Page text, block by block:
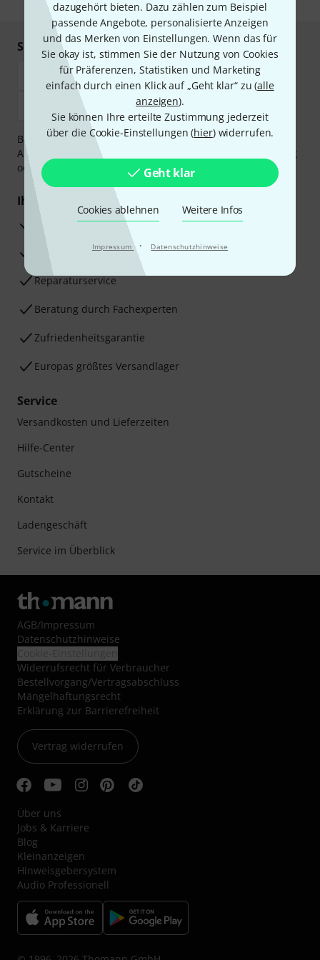
dazugehört bieten. Dazu zählen zum Beispiel
passende Angebote, personalisierte Anzeigen
und das Merken von Einstellungen. Wenn das für
Sie okay ist, stimmen Sie der Nutzung von Cookies
für Präferenzen, Statistiken und Marketing
einfach durch einen Klick auf „Geht klar“ zu (alle
anzeigen).
Sie können Ihre erteilte Zustimmung jederzeit
über die Cookie-Einstellungen (hier) widerrufen.
Geht klar
Cookies ablehnen Weitere Infos
Impressum · Datenschutzhinweise
Sicher einkaufen & bezahlen
Bezahlen Sie vertraulich und sicher per Vorkasse, PayPal,
Amazon Pay,
Klarna Sofort bezahlen
Klarna Ratenzahlung
oder Kreditkarte.
Ihre Vorteile
3 Jahre Thomann Garantie
30 Tage Money-Back-Garantie
Reparaturservice
Beratung durch Fachexperten
Zufriedenheitsgarantie
Europas größtes Versandlager
Service
Versandkosten und Lieferzeiten
Hilfe-Center
Gutscheine
Kontakt
Ladengeschäft
Service im Überblick
AGB/Impressum
Datenschutzhinweise
Widerrufsrecht für Verbraucher
Bestellvorgang/Vertragsabschluss
Mängelhaftungsrecht
Erklärung zur Barrierefreiheit
Vertrag widerrufen
Über uns
Jobs & Karriere
Blog
Kleinanzeigen
Hinweisgebersystem
Audio Professionell